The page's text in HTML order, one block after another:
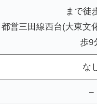
まで徒
都営三田線西台(大東文
歩9
な
–